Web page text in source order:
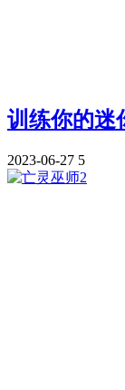
训练你的迷
2023-06-27 5